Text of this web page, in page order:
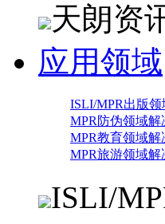
天朗资
应用领域
ISLI/MPR出版
MPR防伪领域解
MPR教育领域解
MPR旅游领域解
ISLI/